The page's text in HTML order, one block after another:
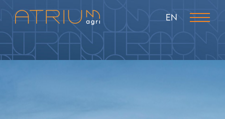
EN